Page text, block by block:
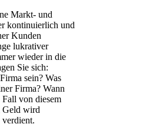
Markt- und
kontinuierlich und
Kunden
lukrativer
wieder in die
Sie sich:
sein? Was
Firma? Wann
von diesem
Geld wird